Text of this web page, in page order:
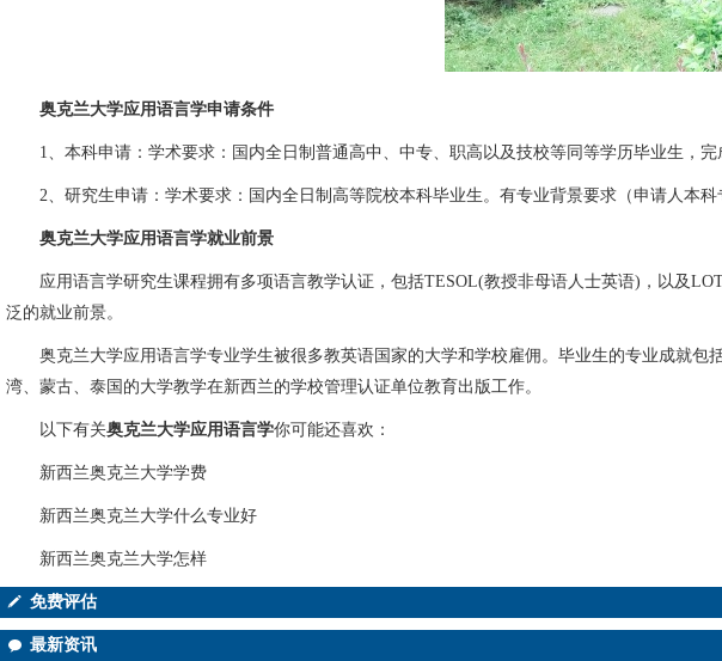
奥克兰大学应用语言学申请条件
1、本科申请：学术要求：国内全日制普通高中、中专、职高以及技校等同等学历毕业生，完
2、研究生申请：学术要求：国内全日制高等院校本科毕业生。有专业背景要求（申请人本科
奥克兰大学应用语言学就业前景
应用语言学研究生课程拥有多项语言教学认证，包括TESOL(教授非母语人士英语)，以及
泛的就业前景。
奥克兰大学应用语言学专业学生被很多教英语国家的大学和学校雇佣。毕业生的专业成就包
湾、蒙古、泰国的大学教学在新西兰的学校管理认证单位教育出版工作。
以下有关奥克兰大学应用语言学你可能还喜欢：
新西兰奥克兰大学学费
新西兰奥克兰大学什么专业好
新西兰奥克兰大学怎样
免费评估
最新资讯